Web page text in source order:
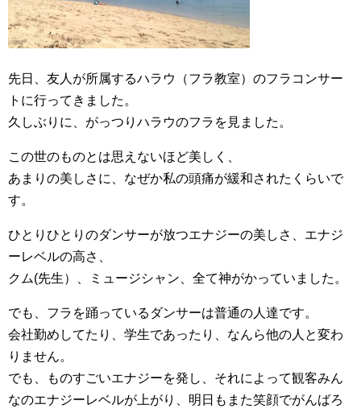
先日、友人が所属するハラウ（フラ教室）のフラコンサー
トに行ってきました。
久しぶりに、がっつりハラウのフラを見ました。
この世のものとは思えないほど美しく、
あまりの美しさに、なぜか私の頭痛が緩和されたくらいで
す。
ひとりひとりのダンサーが放つエナジーの美しさ、エナジ
ーレベルの高さ、
クム(先生）、ミュージシャン、全て神がかっていました。
でも、フラを踊っているダンサーは普通の人達です。
会社勤めしてたり、学生であったり、なんら他の人と変わ
りません。
でも、ものすごいエナジーを発し、それによって観客みん
なのエナジーレベルが上がり、明日もまた笑顔でがんばろ